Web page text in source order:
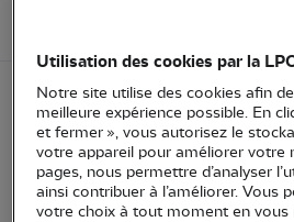
La LPO AuRA a mené en
projet d’étude de l’influence
photovoltaïques sur les
, financé par l’Office français
Utilisation des cookies par la
Notre site utilise des cookies afin
meilleure expérience possible. En
et fermer », vous autorisez le
votre appareil pour améliorer votre
pages, nous permettre d’analyser
ainsi contribuer à l’améliorer. Vous
votre choix à tout moment en vous